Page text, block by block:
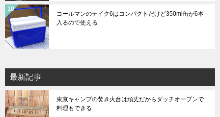
コールマンのテイク6はコンパクトだけど350ml缶が6本
入るので使える
最新記事
東京キャンプの焚き火台は頑丈だからダッチオープンで
料理もできる